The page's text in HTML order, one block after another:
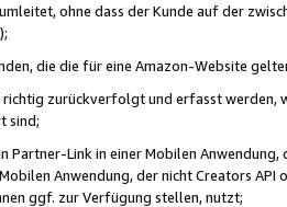
ohne dass der Kunde auf der
die die für eine Amazon-Website
zurückverfolgt und erfasst werden,
sind;
Partner-Link in einer Mobilen
Anwendung, der nicht Creators
ggf. zur Verfügung stellen, nutzt;